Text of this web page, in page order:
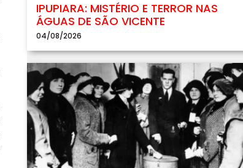
IPUPIARA: MISTÉRIO E TERROR NAS
ÁGUAS DE SÃO VICENTE
04/08/2026